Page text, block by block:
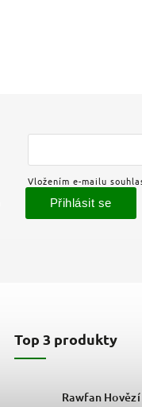
Top 3 produkty
Rawfan Hovězí
Vložením e-mailu
Přihlásit se